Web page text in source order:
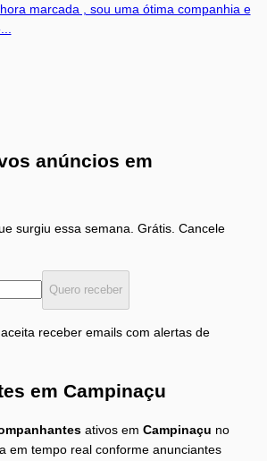
marcada , sou uma ótima companhia e
anúncios em
surgiu essa semana. Grátis. Cancele
Quero receber
receber emails com alertas de
em Campinaçu
ativos em Campinaçu no
em tempo real conforme anunciantes